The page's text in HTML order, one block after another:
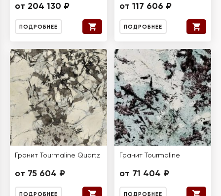
от 204 130 ₽
ПОДРОБНЕЕ
от 117 606 ₽
ПОДРОБНЕЕ
Гранит Tourmaline Quartz
от 75 604 ₽
ПОДРОБНЕЕ
Гранит Tourmaline
от 71 404 ₽
ПОДРОБНЕЕ